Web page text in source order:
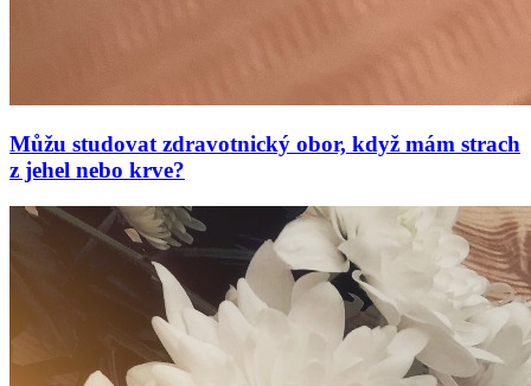
Můžu studovat zdravotnický obor, když mám strach
z jehel nebo krve?